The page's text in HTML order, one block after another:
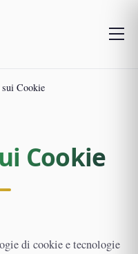
Cookie
Cookie
di cookie e tecnologie